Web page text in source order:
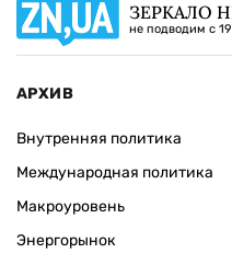
ЗЕРКАЛО
не подводим с
АРХИВ
Внутренняя политика
Международная политика
Макроуровень
Энергорынок